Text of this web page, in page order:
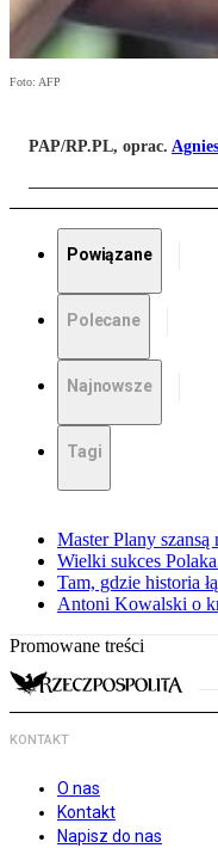
Foto: AFP
PAP/RP.PL, oprac.
Powiązane
Polecane
Najnowsze
Tagi
Master Plany
Wielki sukces
Tam, gdzie historia
Antoni Kowalski o
Promowane treści
KONTAKT
O nas
Kontakt
Napisz do nas